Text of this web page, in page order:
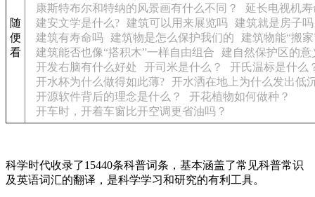
随
便
看
康斯特布尔和特纳的风景画有什么不同？
延长电视机
建安文学是什么?
建筑可以用来展览吗
建筑就是房子吗
建筑有寿命吗
建筑物是怎么保护我们的
建筑物能“搬
建筑能否也像“搭积木”一样自由组合
建自然保护区的意
开发右脑有什么好处
开司米是什么？
开氏温标是什么
开水杯为什么做得如此薄?
开水洒在地上为什么发出低
开源软件背后的理念是什么？
开花植物如何做种？
开车时，开着车窗比开空调更省油吗？
科学时代收录了15440条科普词条，基本涵盖了常见科普常识
及英语词汇的翻译，是科学学习和研究的有利工具。